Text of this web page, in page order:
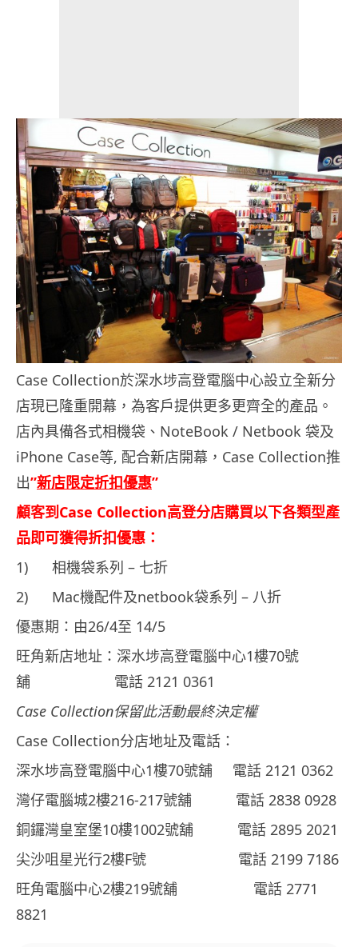
Case Collection於深水埗高登電腦中心設立全新分
店現已隆重開幕，為客戶提供更多更齊全的產品。
店內具備各式相機袋、NoteBook / Netbook 袋及
iPhone Case等, 配合新店開幕，Case Collection推
出”新店限定折扣優惠”
顧客到Case Collection高登分店購買以下各類型產
品即可獲得折扣優惠：
1) 相機袋系列 – 七折
2) Mac機配件及netbook袋系列 – 八折
優惠期：由26/4至 14/5
旺角新店地址：深水埗高登電腦中心1樓70號
舖 電話 2121 0361
Case Collection保留此活動最終決定權
Case Collection分店地址及電話：
深水埗高登電腦中心1樓70號舖 電話 2121 0362
灣仔電腦城2樓216-217號舖 電話 2838 0928
銅鑼灣皇室堡10樓1002號舖 電話 2895 2021
尖沙咀星光行2樓F號 電話 2199 7186
旺角電腦中心2樓219號舖 電話 2771
8821